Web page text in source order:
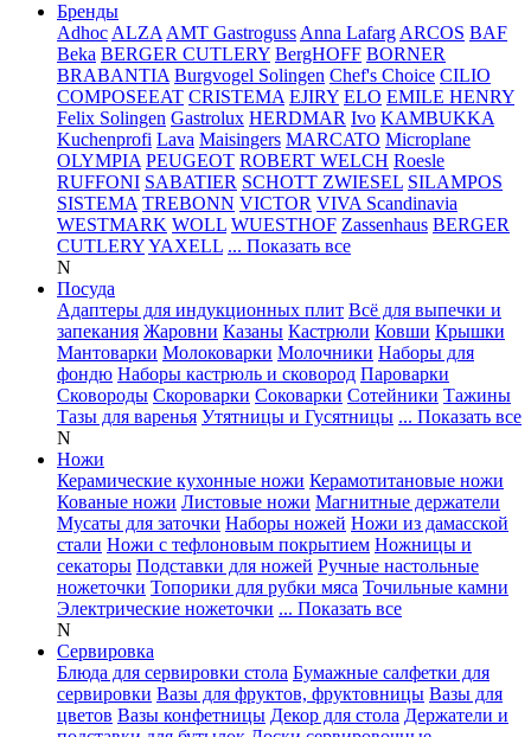
Бренды
Adhoc ALZA AMT Gastroguss Anna Lafarg ARCOS BAF
Beka BERGER CUTLERY BergHOFF BORNER
BRABANTIA Burgvogel Solingen Chef's Choice CILIO
COMPOSEEAT CRISTEMA EJIRY ELO EMILE HENRY
Felix Solingen Gastrolux HERDMAR Ivo KAMBUKKA
Kuchenprofi Lava Maisingers MARCATO Microplane
OLYMPIA PEUGEOT ROBERT WELCH Roesle
RUFFONI SABATIER SCHOTT ZWIESEL SILAMPOS
SISTEMA TREBONN VICTOR VIVA Scandinavia
WESTMARK WOLL WUESTHOF Zassenhaus BERGER
CUTLERYYAXELL ... Показать все
N
Посуда
Адаптеры для индукционных плит Всё для выпечки и
запекания Жаровни Казаны Кастрюли Ковши Крышки
Мантоварки Молоковарки Молочники Наборы для
фондю Наборы кастрюль и сковород Пароварки
Сковороды Скороварки Соковарки Сотейники Тажины
Тазы для варенья Утятницы и Гусятницы ... Показать все
N
Ножи
Керамические кухонные ножи Керамотитановые ножи
Кованые ножи Листовые ножи Магнитные держатели
Мусаты для заточки Наборы ножей Ножи из дамасской
стали Ножи с тефлоновым покрытием Ножницы и
секаторы Подставки для ножей Ручные настольные
ножеточки Топорики для рубки мяса Точильные камни
Электрические ножеточки ... Показать все
N
Сервировка
Блюда для сервировки стола Бумажные салфетки для
сервировки Вазы для фруктов, фруктовницы Вазы для
цветов Вазы конфетницы Декор для стола Держатели и